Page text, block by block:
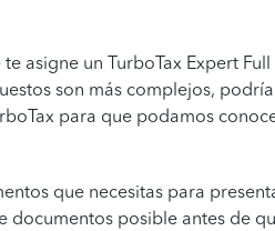
asigne un TurboTax Expert Full
son más complejos,
para que podamos
que necesitas para
documentos posible antes de